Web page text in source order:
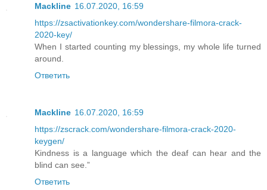
Mackline 16.07.2020, 16:59
https://zsactivationkey.com/wondershare-filmora-crack-
2020-key/
When I started counting my blessings, my whole life turned
around.
Ответить
Mackline 16.07.2020, 16:59
https://zscrack.com/wondershare-filmora-crack-2020-
keygen/
Kindness is a language which the deaf can hear and the
blind can see.”
Ответить